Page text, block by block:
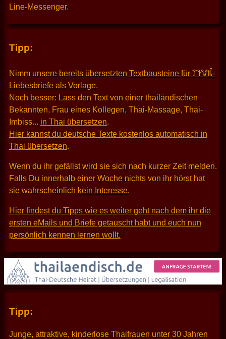
Line-Messenger.
Tipp:
Nimm unsere bereits übersetzten Textbausteine für THAI-
Liebesbriefe als Vorlage.
Noch besser: Lass den Text von einer thailändischen
Bekannten, Frau eines Kollegen, Thai-Massage, Thai-
Imbiss... in Thai übersetzen.
Hier kannst du deutsche Texte kostenlos automatisch in
Thai übersetzen.
Wenn du ihr gefällst wird sie sich nach kurzer Zeit melden.
Falls Du innerhalb einer Woche nichts von ihr hörst hat
sie wahrscheinlich kein Interesse.
Hier findest du Tipps wie es weiter geht nach dem ihr die
ersten eMails und Briefe getauscht habt und euch nun
persönlich kennen lernen wollt.
Tipp:
Junge, attraktive, kinderlose Thaifrauen unter 30 Jahren